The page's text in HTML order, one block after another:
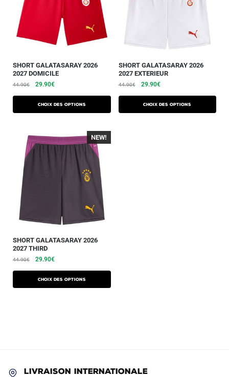
SHORT GALATASARAY 2026
2027 DOMICILE
44.90€ 29.90€
Choix des options
SHORT GALATASARAY 2026
2027 EXTERIEUR
44.90€ 29.90€
Choix des options
NEW!
SHORT GALATASARAY 2026
2027 THIRD
44.90€ 29.90€
Choix des options
LIVRAISON INTERNATIONALE